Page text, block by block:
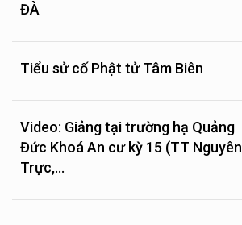
ĐÀ
Tiểu sử cố Phật tử Tâm Biên
Video: Giảng tại trường hạ Quảng
Đức Khoá An cư kỳ 15 (TT Nguyên
Trực,...